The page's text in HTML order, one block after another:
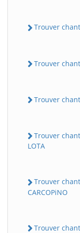
Trouver
Trouver
Trouver
Trouver
LOTA
Trouver
CARCOPiNO
Trouver